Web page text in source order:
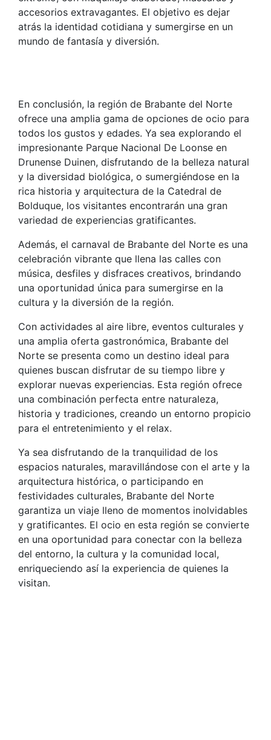
accesorios extravagantes. El objetivo es dejar
atrás la identidad cotidiana y sumergirse en un
mundo de fantasía y diversión.
En conclusión, la región de Brabante del Norte
ofrece una amplia gama de opciones de ocio para
todos los gustos y edades. Ya sea explorando el
impresionante Parque Nacional De Loonse en
Drunense Duinen, disfrutando de la belleza natural
y la diversidad biológica, o sumergiéndose en la
rica historia y arquitectura de la Catedral de
Bolduque, los visitantes encontrarán una gran
variedad de experiencias gratificantes.
Además, el carnaval de Brabante del Norte es una
celebración vibrante que llena las calles con
música, desfiles y disfraces creativos, brindando
una oportunidad única para sumergirse en la
cultura y la diversión de la región.
Con actividades al aire libre, eventos culturales y
una amplia oferta gastronómica, Brabante del
Norte se presenta como un destino ideal para
quienes buscan disfrutar de su tiempo libre y
explorar nuevas experiencias. Esta región ofrece
una combinación perfecta entre naturaleza,
historia y tradiciones, creando un entorno propicio
para el entretenimiento y el relax.
Ya sea disfrutando de la tranquilidad de los
espacios naturales, maravillándose con el arte y la
arquitectura histórica, o participando en
festividades culturales, Brabante del Norte
garantiza un viaje lleno de momentos inolvidables
y gratificantes. El ocio en esta región se convierte
en una oportunidad para conectar con la belleza
del entorno, la cultura y la comunidad local,
enriqueciendo así la experiencia de quienes la
visitan.